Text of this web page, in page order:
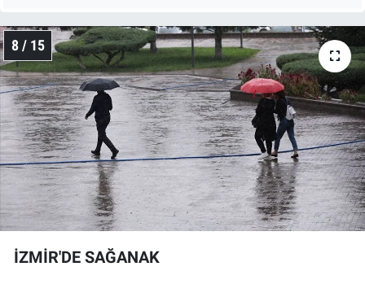
8 / 15
İZMİR'DE SAĞANAK